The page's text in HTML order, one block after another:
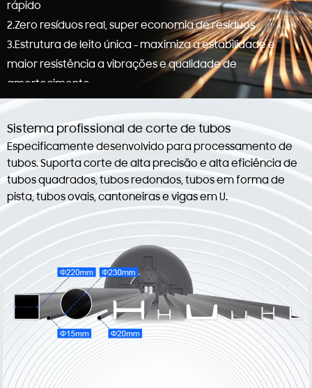
rápido
2.Zero resíduos real, super economia de resíduos
3.Estrutura de leito única - maximiza a estabilidade e
maior resistência a vibrações e qualidade de
amortecimento.
4.Dispositivo de suporte de acompanhamento duplo -
reduz erros de processamento, garante força uniforme
em todo o tubo metálico e melhora a precisão de corte.
Sistema profissional de corte de tubos
Especificamente desenvolvido para processamento de
tubos. Suporta corte de alta precisão e alta eficiência de
tubos quadrados, tubos redondos, tubos em forma de
pista, tubos ovais, cantoneiras e vigas em U.